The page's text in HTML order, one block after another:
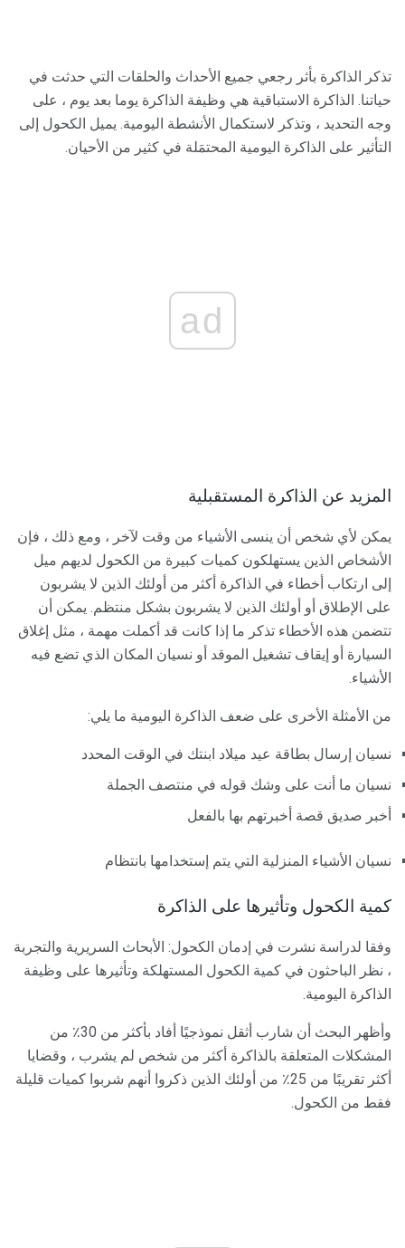
تذكر الذاكرة بأثر رجعي جميع الأحداث والحلقات التي حدثت في
حياتنا. الذاكرة الاستباقية هي وظيفة الذاكرة يوما بعد يوم ، على
وجه التحديد ، وتذكر لاستكمال الأنشطة اليومية. يميل الكحول إلى
التأثير على الذاكرة اليومية المحتمَلة في كثير من الأحيان.
ad
المزيد عن الذاكرة المستقبلية
يمكن لأي شخص أن ينسى الأشياء من وقت لآخر ، ومع ذلك ، فإن
الأشخاص الذين يستهلكون كميات كبيرة من الكحول لديهم ميل
إلى ارتكاب أخطاء في الذاكرة أكثر من أولئك الذين لا يشربون
على الإطلاق أو أولئك الذين لا يشربون بشكل منتظم. يمكن أن
تتضمن هذه الأخطاء تذكر ما إذا كانت قد أكملت مهمة ، مثل إغلاق
السيارة أو إيقاف تشغيل الموقد أو نسيان المكان الذي تضع فيه
الأشياء.
من الأمثلة الأخرى على ضعف الذاكرة اليومية ما يلي:
نسيان إرسال بطاقة عيد ميلاد ابنتك في الوقت المحدد
نسيان ما أنت على وشك قوله في منتصف الجملة
أخبر صديق قصة أخبرتهم بها بالفعل
نسيان الأشياء المنزلية التي يتم إستخدامها بانتظام
كمية الكحول وتأثيرها على الذاكرة
وفقا لدراسة نشرت في إدمان الكحول: الأبحاث السريرية والتجربة
، نظر الباحثون في كمية الكحول المستهلكة وتأثيرها على وظيفة
الذاكرة اليومية.
وأظهر البحث أن شارب أثقل نموذجيًا أفاد بأكثر من 30٪ من
المشكلات المتعلقة بالذاكرة أكثر من شخص لم يشرب ، وقضايا
أكثر تقريبًا من 25٪ من أولئك الذين ذكروا أنهم شربوا كميات قليلة
فقط من الكحول.